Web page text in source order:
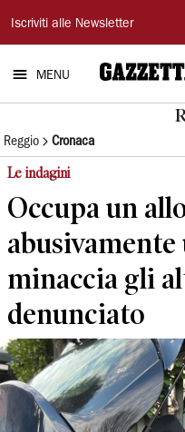
Gazzetta
di
Reggio
Iscriviti alle Newsletter
MENU
Reggio Cronaca
Le indagini
Occupa un
minaccia gli
denunciato